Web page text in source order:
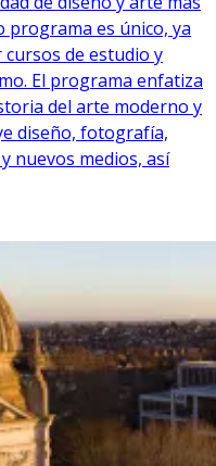
programa es único, ya
de estudio y
El programa enfatiza
del arte moderno y
diseño, fotografía,
nuevos medios, así